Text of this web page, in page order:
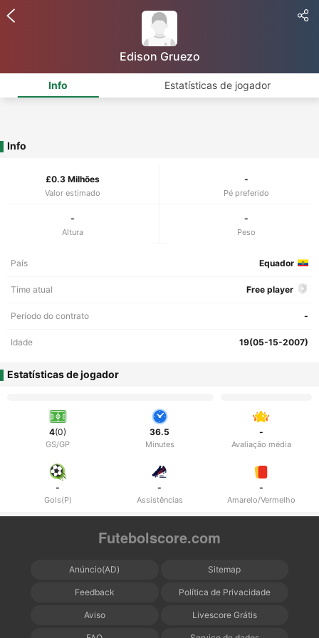
Edison Gruezo
Info Estatísticas de jogador
Info
£0.3 Milhões
Valor estimado
-
Pé preferido
-
Altura
-
Peso
País Equador
Time atual Free player
Período do contrato -
Idade 19(05-15-2007)
Estatísticas de jogador
4(0)
GS/GP
36.5
Minutes
-
Avaliação média
-
Gols(P)
-
Assistências
-
Amarelo/Vermelho
Futebolscore.com
Anúncio(AD) Sitemap
Feedback Política de Privacidade
Aviso Livescore Grátis